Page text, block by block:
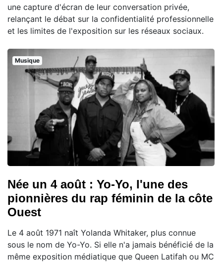
une capture d'écran de leur conversation privée,
relançant le débat sur la confidentialité professionnelle
et les limites de l'exposition sur les réseaux sociaux.
Musique
Née un 4 août : Yo-Yo, l'une des
pionnières du rap féminin de la côte
Ouest
Le 4 août 1971 naît Yolanda Whitaker, plus connue
sous le nom de Yo-Yo. Si elle n'a jamais bénéficié de la
même exposition médiatique que Queen Latifah ou MC